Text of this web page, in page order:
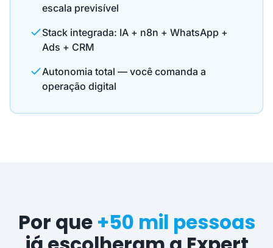
escala previsível
Stack integrada: IA + n8n + WhatsApp +
Ads + CRM
Autonomia total — você comanda a
operação digital
Por que +50 mil pessoas